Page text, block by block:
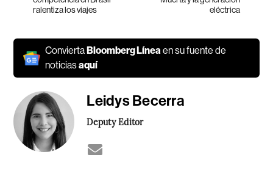
ralentiza los viajes
eléctrica
Convierta Bloomberg Líneaen su fuente de
noticiasaquí
Leidys Becerra
Deputy Editor